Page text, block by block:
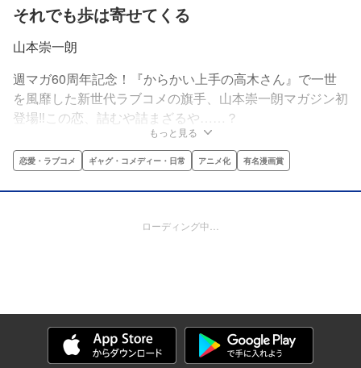
それでも歩は寄せてくる
山本崇一朗
週マガ60周年記念！『からかい上手の高木さん』で一世
を風靡した新世代ラブコメの旗手、山本崇一朗マガジン初
登場‼この恋、詰むや詰まざるや……？
もっと見る
恋愛・ラブコメ ギャグ・コメディー・日常 アニメ化 有名漫画賞
ローディング中…